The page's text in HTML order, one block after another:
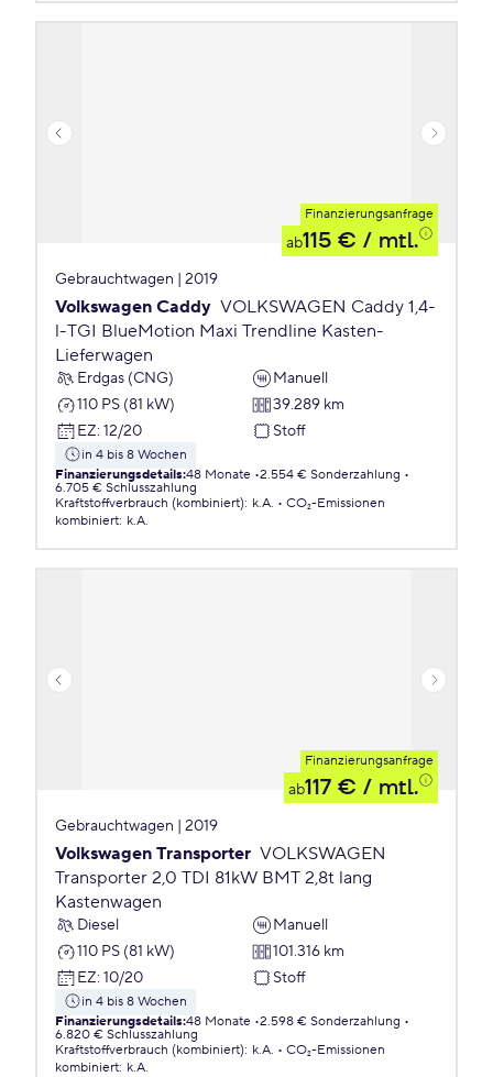
Finanzierungsanfrage
ab115 € / mtl.
Gebrauchtwagen | 2019
Volkswagen Caddy VOLKSWAGEN Caddy 1,4-
l-TGI BlueMotion Maxi Trendline Kasten-
Lieferwagen
Erdgas (CNG)
Manuell
110 PS (81 kW)
39.289 km
EZ: 12/20 Stoff
in 4 bis 8 Wochen
Finanzierungsdetails:48 Monate 2.554 € Sonderzahlung
6.705 € Schlusszahlung
Kraftstoffverbrauch (kombiniert): k.A.
CO₂-Emissionen
kombiniert: k.A.
Finanzierungsanfrage
ab117 € / mtl.
Gebrauchtwagen | 2019
Volkswagen Transporter VOLKSWAGEN
Transporter 2,0 TDI 81kW BMT 2,8t lang
Kastenwagen
Diesel
Manuell
110 PS (81 kW)
101.316 km
EZ: 10/20 Stoff
in 4 bis 8 Wochen
Finanzierungsdetails:48 Monate 2.598 € Sonderzahlung
6.820 € Schlusszahlung
Kraftstoffverbrauch (kombiniert): k.A.
CO₂-Emissionen
kombiniert: k.A.